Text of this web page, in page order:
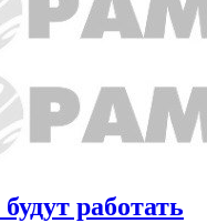
работать